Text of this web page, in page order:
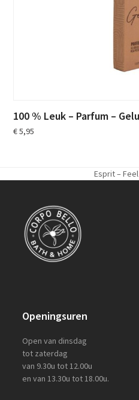
100 % Leuk – Parfum –
€5,95
next
Esprit –
Openingsuren
Open van dinsdag
tot zaterdag
van 9.30u tot 12.00u
en van 13.30u tot 18.00u.